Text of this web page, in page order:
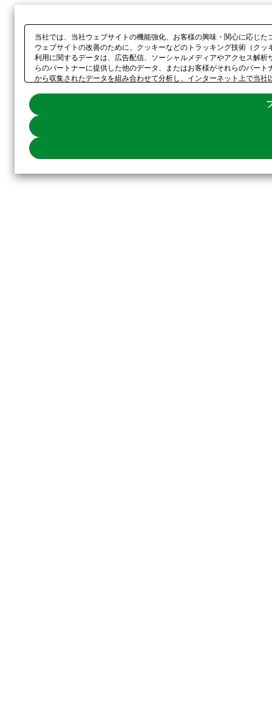
当社では、当社ウェブサイトの機能強化、お客様の興味・関心に応じ
ウェブサイトの改善のために、クッキーなどのトラッキング技術（ク
利用に関するデータは、広告配信、ソーシャルメディアやアクセス解
らのパートナーに提供した他のデータ、またはお客様がそれらのパー
から収集されたデータを組み合わせて分析し、インターネット上で当
「プラ